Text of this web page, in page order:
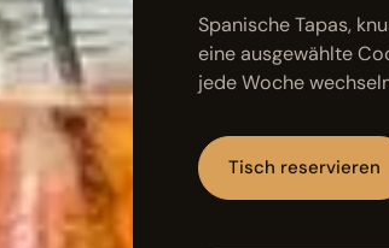
Spanische Tapas,
eine ausgewählte
jede Woche
Tisch reservieren